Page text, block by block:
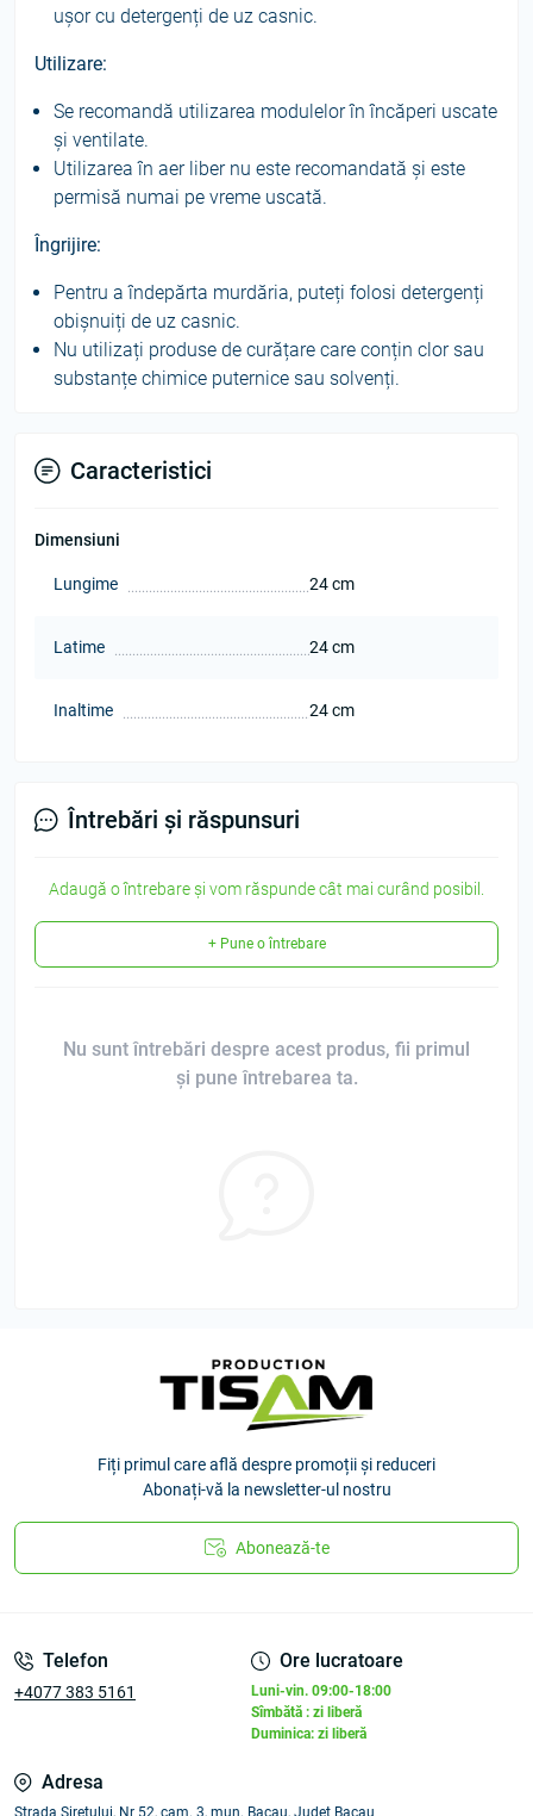
ușor cu detergenți de uz casnic.
Utilizare:
Se recomandă utilizarea modulelor în încăperi uscate
și ventilate.
Utilizarea în aer liber nu este recomandată și este
permisă numai pe vreme uscată.
Îngrijire:
Pentru a îndepărta murdăria, puteți folosi detergenți
obișnuiți de uz casnic.
Nu utilizați produse de curățare care conțin clor sau
substanțe chimice puternice sau solvenți.
Caracteristici
Dimensiuni
Lungime 24 cm
Latime 24 cm
Inaltime 24 cm
Întrebări și răspunsuri
Adaugă o întrebare și vom răspunde cât mai curând posibil.
+ Pune o întrebare
Nu sunt întrebări despre acest produs, fii primul
și pune întrebarea ta.
Fiți primul care află despre promoții și reduceri
Abonați-vă la newsletter-ul nostru
Abonează-te
Telefon
+4077 383 5161
Ore lucratoare
Luni-vin. 09:00-18:00
Sîmbătă : zi liberă
Duminica: zi liberă
Adresa
Strada Siretului, Nr 52, cam. 3, mun. Bacau, Judet Bacau